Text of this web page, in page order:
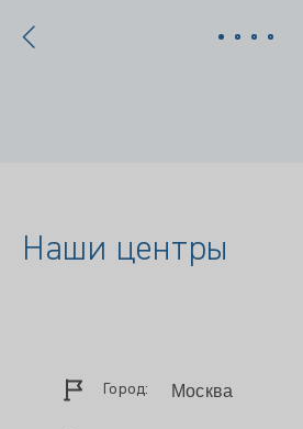
Наши центры
Город: